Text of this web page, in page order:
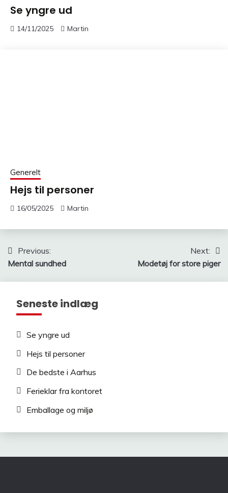
Se yngre ud
14/11/2025 Martin
Generelt
Hejs til personer
16/05/2025 Martin
Indlægsnavigation
Previous:
Mental sundhed
Next:
Modetøj for store piger
Seneste indlæg
Se yngre ud
Hejs til personer
De bedste i Aarhus
Ferieklar fra kontoret
Emballage og miljø